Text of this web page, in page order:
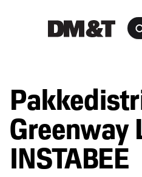
Agenter &
Distributører
Arbejdsmiljø
Bæredygtighed
Arrangementer
Nyheder
&
indsigt
Greenway
INSTABEE